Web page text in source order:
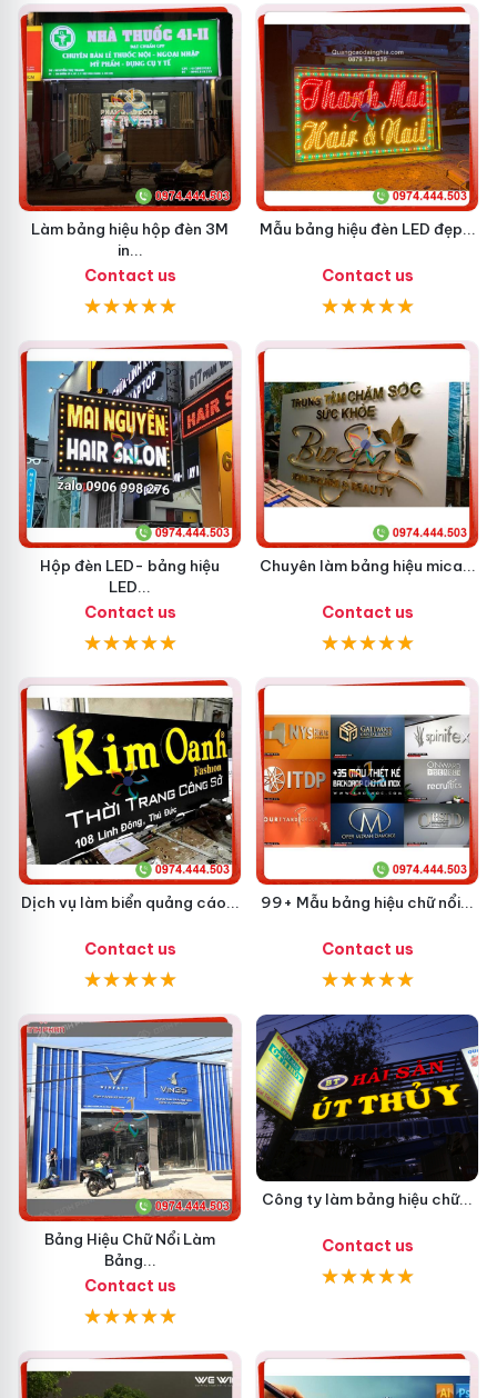
Làm bảng hiệu hộp đèn 3M
in...
Contact us
Mẫu bảng hiệu đèn LED đẹp...
Contact us
Hộp đèn LED- bảng hiệu
LED...
Contact us
Chuyên làm bảng hiệu mica...
Contact us
Dịch vụ làm biển quảng cáo...
Contact us
99+ Mẫu bảng hiệu chữ nổi...
Contact us
Bảng Hiệu Chữ Nổi Làm
Bảng...
Contact us
Công ty làm bảng hiệu chữ...
Contact us